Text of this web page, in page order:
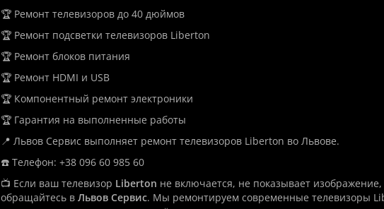
🏆 Ремонт телевизоров до 40 дюймов
🏆 Ремонт подсветки телевизоров Liberton
🏆 Ремонт блоков питания
🏆 Ремонт HDMI и USB
🏆 Компонентный ремонт электроники
🏆 Гарантия на выполненные работы
📍 Львов Сервис выполняет ремонт телевизоров Liberton во Львове.
☎️ Телефон: +38 096 60 985 60
📺 Если ваш телевизор Liberton не включается, не показывает
обращайтесь в Львов Сервис. Мы ремонтируем современные телевизоры